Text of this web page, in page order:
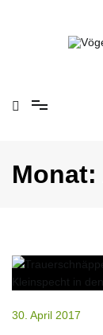
Monat:
30. April 2017